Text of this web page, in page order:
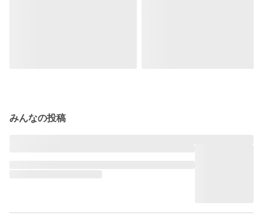
みんなの投稿